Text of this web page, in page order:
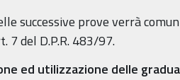
successive prove verrà
7 del D.P.R. 483/97.
ed utilizzazione delle